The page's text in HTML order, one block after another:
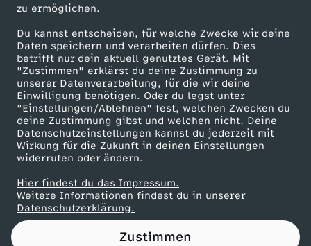
zu ermöglichen.
Du kannst entscheiden, für welche Zwecke wir deine
Daten speichern und verarbeiten dürfen. Dies
betrifft nur dein aktuell genutztes Gerät. Mit
"Zustimmen" erklärst du deine Zustimmung zu
unserer Datenverarbeitung, für die wir deine
Einwilligung benötigen. Oder du legst unter
"Einstellungen/Ablehnen" fest, welchen Zwecken du
deine Zustimmung gibst und welchen nicht. Deine
Datenschutzeinstellungen kannst du jederzeit mit
Wirkung für die Zukunft in deinen Einstellungen
widerrufen oder ändern.
Hier findest du das Impressum.
Weitere Informationen findest du in unserer
Datenschutzerklärung.
Zustimmen
R
e
n
n
s
p
o
ZDF goes Schule
Werbefernsehen
Mainzelmännchen
Partner